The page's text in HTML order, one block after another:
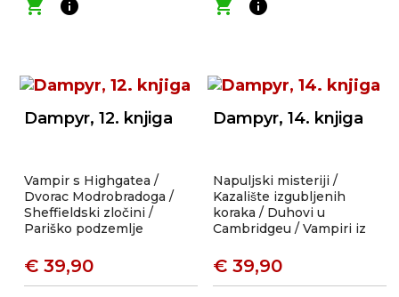
shopping_cart
info
shopping_cart
info
Dampyr, 12. knjiga
Vampir s Highgatea /
Dvorac Modrobradoga /
Sheffieldski zločini /
Pariško podzemlje
€ 39,90
Dampyr, 14. knjiga
Napuljski misteriji /
Kazalište izgubljenih
koraka / Duhovi u
Cambridgeu / Vampiri iz
€ 39,90